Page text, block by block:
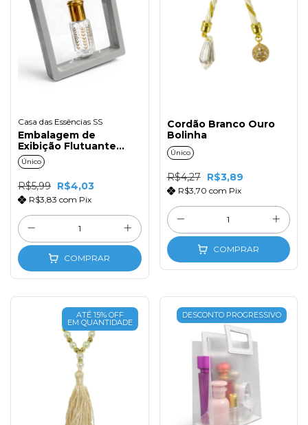
Casa das Essências SS
Embalagem de
Exibição Flutuante
9x9cm cinza
Único
R$5,99 R$4,03
R$3,83 com Pix
COMPRAR
Cordão Branco Ouro
Bolinha
Único
R$4,27 R$3,89
R$3,70 com Pix
COMPRAR
ATÉ 15% OFF
EM QUANTIDADE
DESCONTO PROGRESSIVO